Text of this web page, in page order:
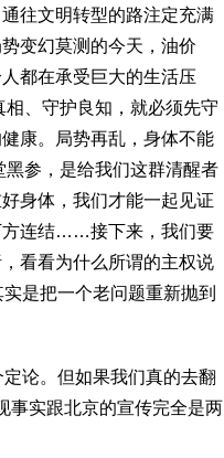
往文明转型的路注定充满
变幻莫测的今天，油价
都在承受巨大的生活压
、守护良知，就必须先守
康。局势再乱，身体不能
参，是给我们这群清醒者
身体，我们才能一起见证
方连结……接下来，我们要
看看为什么所谓的主权说
是把一个老问题重新抛到
论。但如果我们真的去翻
事实跟北京的宣传完全是两